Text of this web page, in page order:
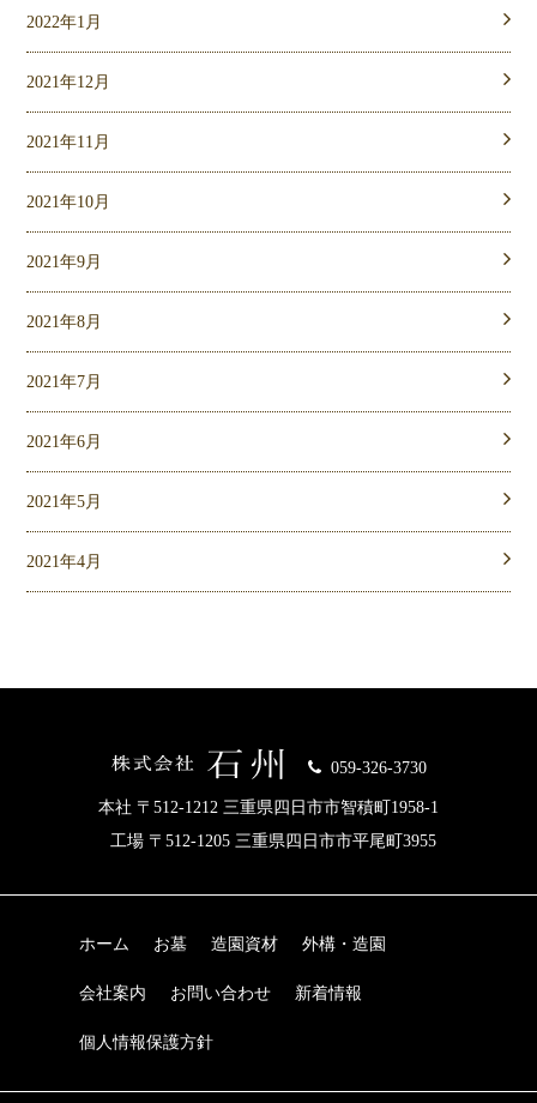
2022年1月
2021年12月
2021年11月
2021年10月
2021年9月
2021年8月
2021年7月
2021年6月
2021年5月
2021年4月
059-326-3730
本社 〒512-1212 三重県四日市市智積町1958-1
工場 〒512-1205 三重県四日市市平尾町3955
ホーム お墓 造園資材 外構・造園
会社案内 お問い合わせ 新着情報
個人情報保護方針